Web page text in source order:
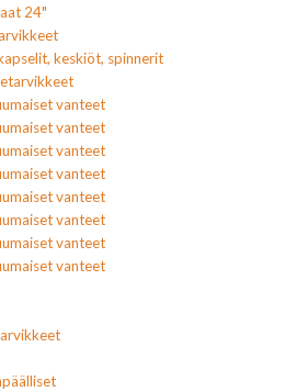
24"
keskiöt, spinnerit
vanteet
vanteet
vanteet
vanteet
vanteet
vanteet
vanteet
vanteet